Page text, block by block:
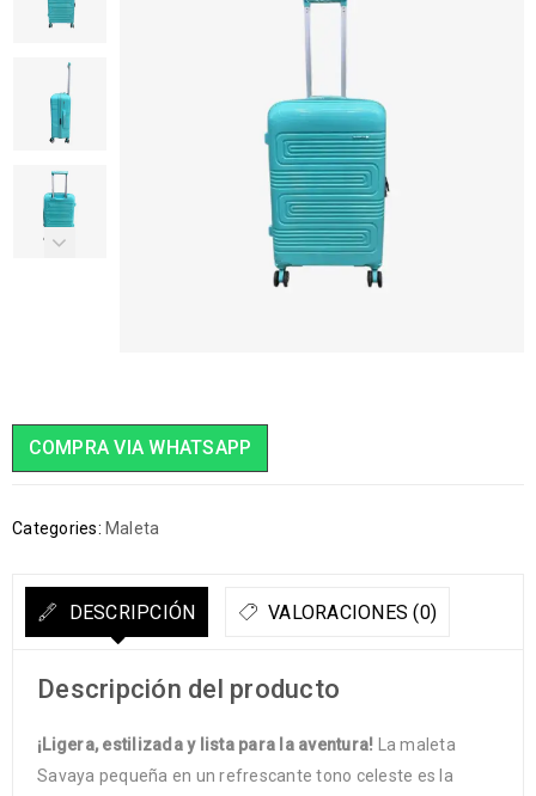
COMPRA VIA WHATSAPP
Categories: Maleta
DESCRIPCIÓN VALORACIONES (0)
Descripción del producto
¡Ligera, estilizada y lista para la aventura! La maleta
Savaya pequeña en un refrescante tono celeste es la